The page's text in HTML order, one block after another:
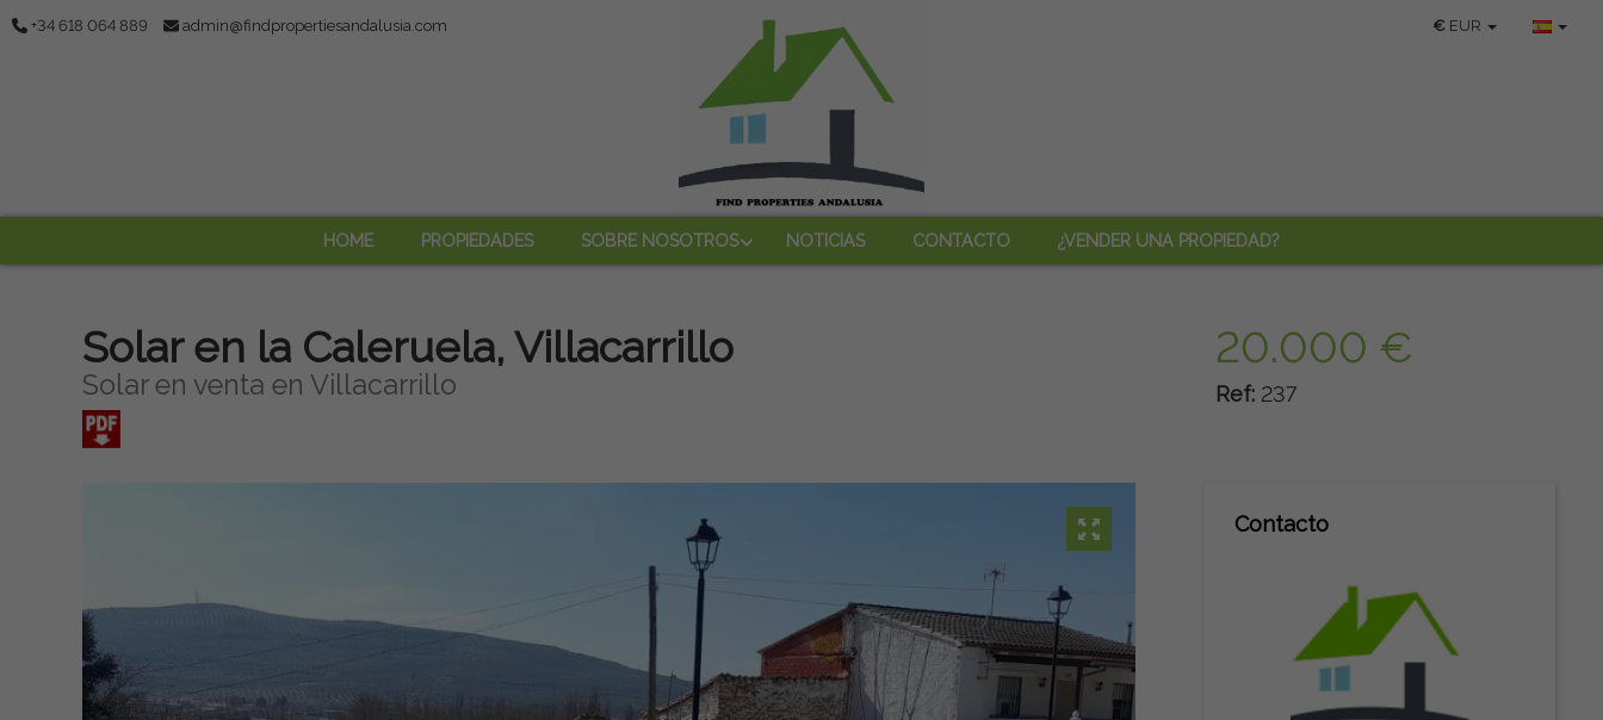
+34 618 064 889 admin@findpropertiesandalusia.com € EUR
HOME PROPIEDADES SOBRE NOSOTROS NOTICIAS CONTACTO ¿VENDER UNA PROPIEDAD?
Solar en la Caleruela, Villacarrillo
Solar en venta en Villacarrillo
20.000 €
Ref: 237
Contacto